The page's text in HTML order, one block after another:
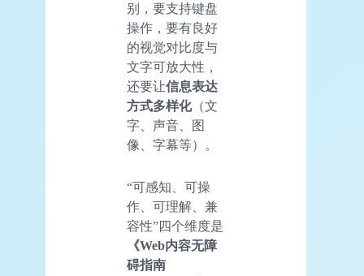
别，要支持键盘
操作，要有良好
的视觉对比度与
文字可放大性，
还要让信息表达
方式多样化（文
字、声音、图
像、字幕等）。
“可感知、可操
作、可理解、兼
容性”四个维度是
《Web内容无障
碍指南